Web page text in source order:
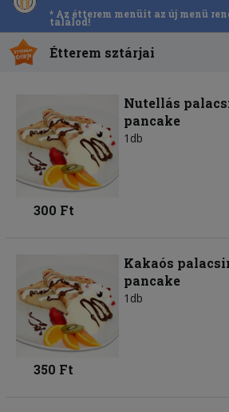
* Az étterem menüit az új menü
találod!
Étterem sztárjai
Nutellás
pancake
1db
300 Ft
Kakaós
pancake
1db
350 Ft